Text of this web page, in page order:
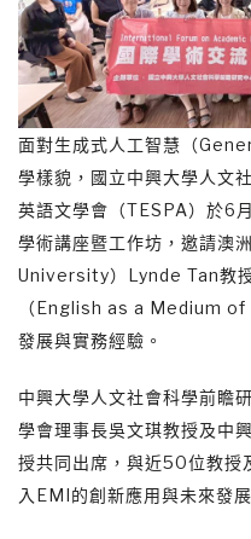
面對生成式人工智慧（
學樣貌，國立中興大學人文
英語文學會（TESPA）於6
學術講座暨工作坊，邀請澳
University）Lynde Tan教
（English as a Medium
發展與實務經驗。
中興大學人文社會科學前瞻
學會理事長吳文琪教授及中
授共同出席，與近50位教授
入EMI的創新應用與未來發展